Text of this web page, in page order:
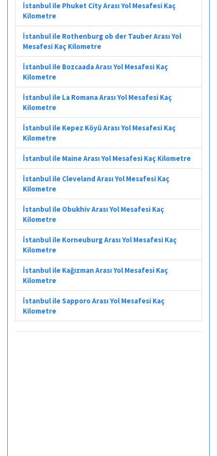
İstanbul ile Phuket City Arası Yol Mesafesi Kaç
Kilometre
İstanbul ile Rothenburg ob der Tauber Arası Yol
Mesafesi Kaç Kilometre
İstanbul ile Bozcaada Arası Yol Mesafesi Kaç
Kilometre
İstanbul ile La Romana Arası Yol Mesafesi Kaç
Kilometre
İstanbul ile Kepez Köyü Arası Yol Mesafesi Kaç
Kilometre
İstanbul ile Maine Arası Yol Mesafesi Kaç Kilometre
İstanbul ile Cleveland Arası Yol Mesafesi Kaç
Kilometre
İstanbul ile Obukhiv Arası Yol Mesafesi Kaç
Kilometre
İstanbul ile Korneuburg Arası Yol Mesafesi Kaç
Kilometre
İstanbul ile Kağızman Arası Yol Mesafesi Kaç
Kilometre
İstanbul ile Sapporo Arası Yol Mesafesi Kaç
Kilometre